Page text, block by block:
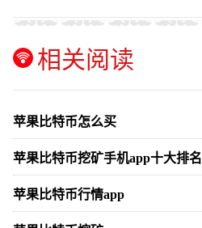
相关阅读
苹果比特币怎么买
苹果比特币挖矿手机app十大排名
苹果比特币行情app